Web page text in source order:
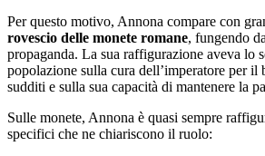
Per questo motivo, Annona compare con
rovescio delle monete romane, fungendo
propaganda. La sua raffigurazione aveva lo
popolazione sulla cura dell’imperatore per il
sudditi e sulla sua capacità di mantenere la
Sulle monete, Annona è quasi sempre
specifici che ne chiariscono il ruolo: